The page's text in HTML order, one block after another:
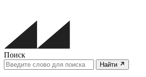
Поиск
Найти